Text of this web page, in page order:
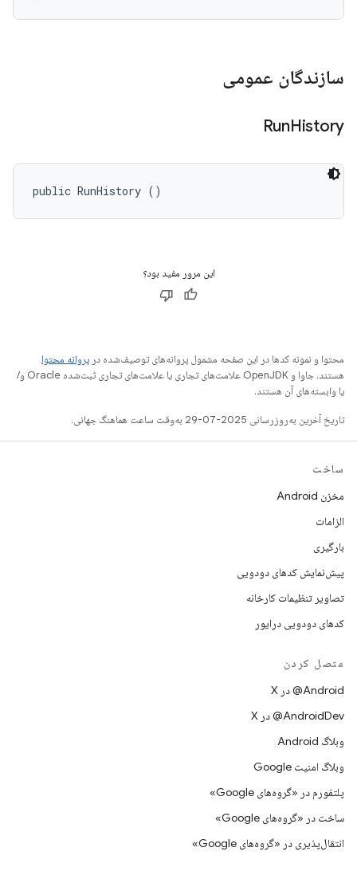
سازندگان عمومی
RunHistory
public RunHistory ()
این مرور مفید بود؟
محتوا و نمونه کدها در این صفحه مشمول پروانه‌های توصیف‌شده در پروانه محتوا
هستند. جاوا و OpenJDK علامت‌های تجاری یا علامت‌های تجاری ثبت‌شده Oracle و/
یا وابسته‌های آن هستند.
تاریخ آخرین به‌روزرسانی 2025-07-29 به‌وقت ساعت هماهنگ جهانی.
ساخت
مخزن Android
الزامات
بارگیری
پیش‌نمایش کدهای دودویی
تصاویر تنظیمات کارخانه
کدهای دودویی درایور
متصل کردن
‫‎@Android در X
‫‎@AndroidDev در X
وبلاگ Android
وبلاگ امنیت Google
پلتفورم در «گروه‌های Google»
ساخت در «گروه‌های Google»
انتقال‌پذیری در «گروه‌های Google»